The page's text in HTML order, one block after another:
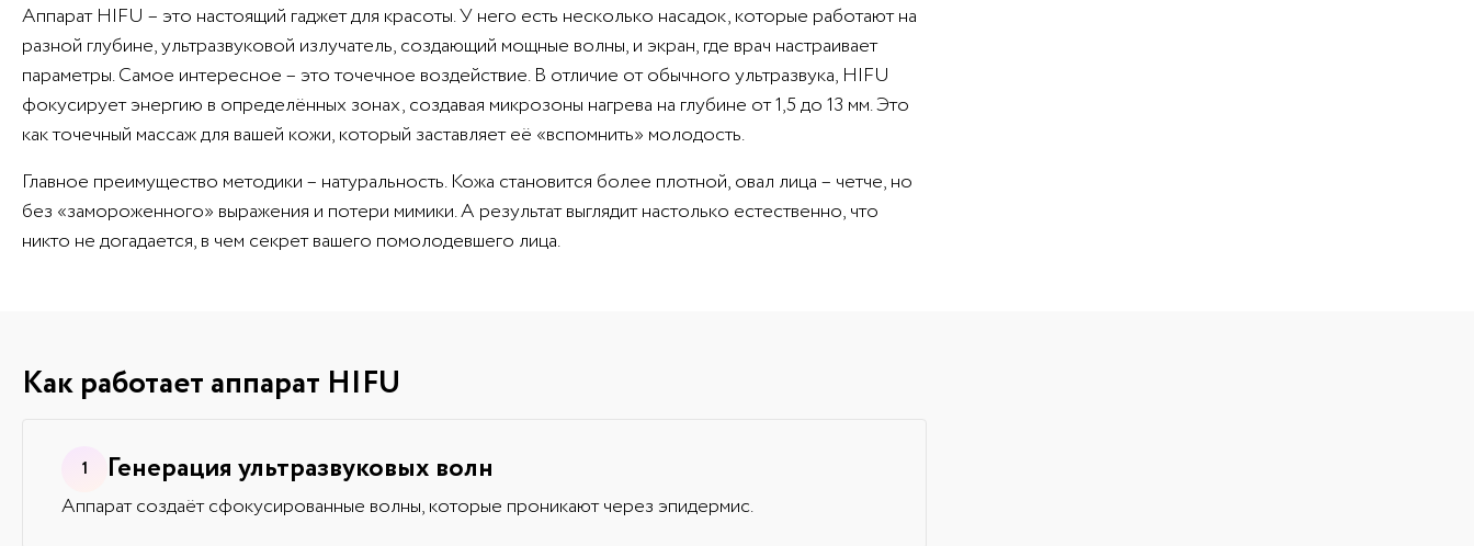
Аппарат HIFU – это настоящий гаджет для красоты. У него есть несколько насадок, которые работают на
разной глубине, ультразвуковой излучатель, создающий мощные волны, и экран, где врач настраивает
параметры. Самое интересное – это точечное воздействие. В отличие от обычного ультразвука, HIFU
фокусирует энергию в определённых зонах, создавая микрозоны нагрева на глубине от 1,5 до 13 мм. Это
как точечный массаж для вашей кожи, который заставляет её «вспомнить» молодость.
Главное преимущество методики – натуральность. Кожа становится более плотной, овал лица – четче, но
без «замороженного» выражения и потери мимики. А результат выглядит настолько естественно, что
никто не догадается, в чем секрет вашего помолодевшего лица.
Как работает аппарат HIFU
Генерация ультразвуковых волн
Аппарат создаёт сфокусированные волны, которые проникают через эпидермис.